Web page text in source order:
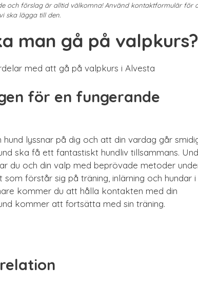
och förslag är alltid välkomna! Använd kontaktformulär
ska lägga till den.
man gå på valpkurs?
med att gå på valpkurs i Alvesta
för en fungerande
lyssnar på dig och att din vardag går
ska få ett fantastiskt hundliv tillsammans.
du och din valp med beprövade metoder
som förstår sig på träning, inlärning och hundar i
kommer du att hålla kontakten med din
kommer att fortsätta med sin träning.